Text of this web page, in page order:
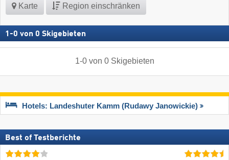
Karte Region einschränken
1 -0 von 0 Skigebieten
1-0von 0 Skigebieten
Hotels: Landeshuter Kamm (Rudawy Janowickie)
Best of Testberichte